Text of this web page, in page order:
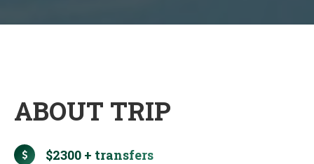
ABOUT TRIP
$2300 + transfers